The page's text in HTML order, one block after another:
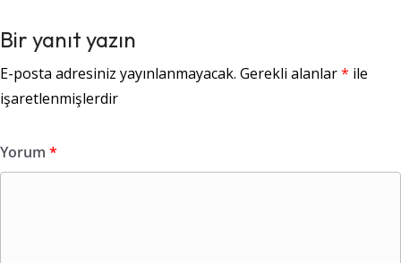
Bir yanıt yazın
E-posta adresiniz yayınlanmayacak. Gerekli alanlar* ile
işaretlenmişlerdir
Yorum *